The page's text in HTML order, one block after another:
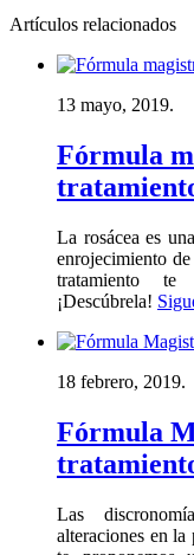
Artículos relacionados
13 mayo, 2019.
Fórmula
La rosácea es
enrojecimiento
tratamiento te
¡Descúbrela!
18 febrero, 2019.
Fórmula
Las
alteraciones en